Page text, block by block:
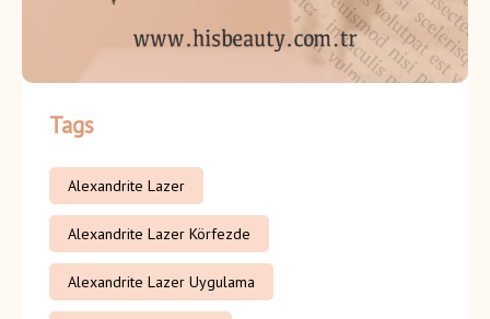
Tags
Alexandrite Lazer
Alexandrite Lazer Körfezde
Alexandrite Lazer Uygulama